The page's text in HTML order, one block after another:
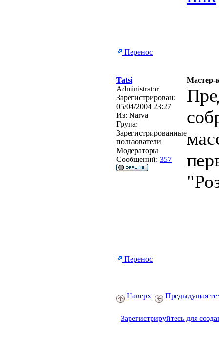
Перенос
Tatsi
Мастер-
Administrator
Зарегистрирован:
05/04/2004 23:27
Из: Narva
Група:
Зарегистрированные
пользователи
Модераторы
Сообщений: 357
Перенос
Наверх Предыдущая
Зарегистрируйтесь для